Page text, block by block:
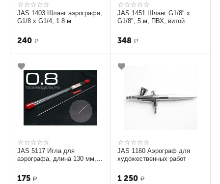
JAS 1403 Шланг аэрографа,
G1/8 х G1/4, 1.8 м
240 Р
JAS 1451 Шланг G1/8" х
G1/8", 5 м, ПВХ, витой
348 Р
JAS 5117 Игла для
аэрографа, длина 130 мм,
175 Р
JAS 1160 Аэрограф для
художественных работ
1 250 Р